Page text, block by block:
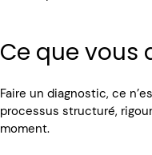
Ce que vous
Faire un diagnostic, ce
processus structuré,
moment.